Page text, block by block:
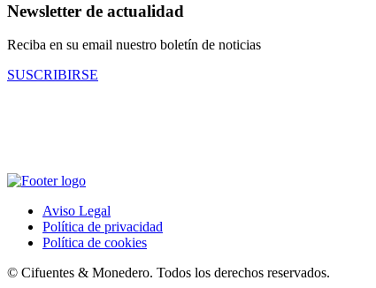
Newsletter de actualidad
Reciba en su email nuestro boletín de noticias
SUSCRIBIRSE
Aviso Legal
Política de privacidad
Política de cookies
© Cifuentes & Monedero. Todos los derechos reservados.